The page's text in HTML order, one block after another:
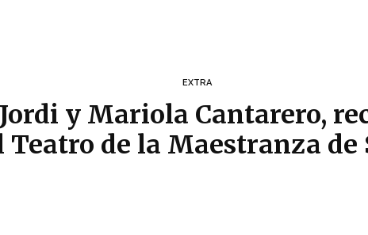
EXTRA
y Mariola Cantarero,
Teatro de la Maestranza de